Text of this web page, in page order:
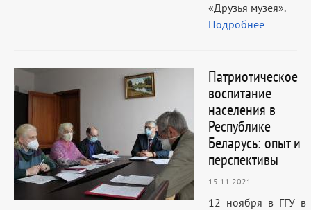
«Друзья музея».
Подробнее
Патриотическое
воспитание
населения в
Республике
Беларусь: опыт и
перспективы
15.11.2021
12 ноября в ГГУ в